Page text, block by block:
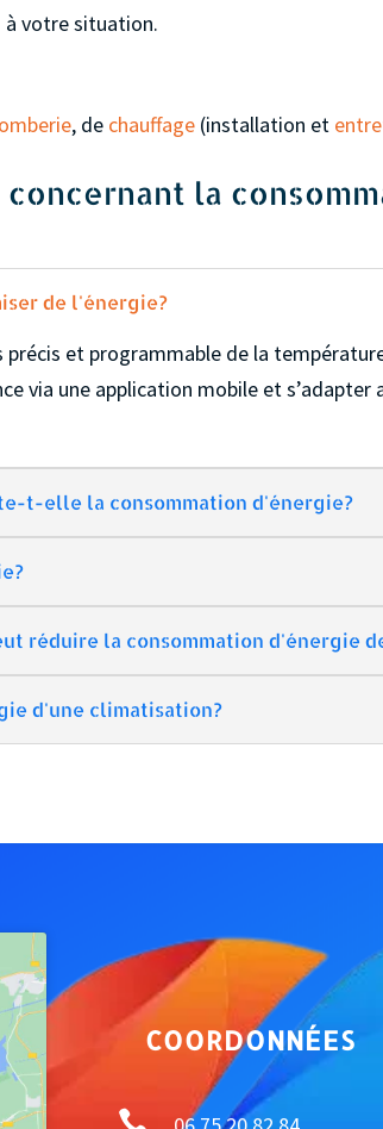
à votre situation.
, de chauffage (installation et
la
de l'énergie?
et programmable de la
via une application mobile et s’adapter
t-elle la consommation d'énergie?
réduire la consommation d'énergie
d'une climatisation?
COORDONNÉES
